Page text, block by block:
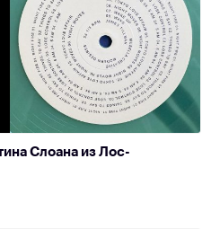
Слоана из Лос-